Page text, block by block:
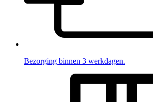
Bezorging binnen 3 werkdagen.